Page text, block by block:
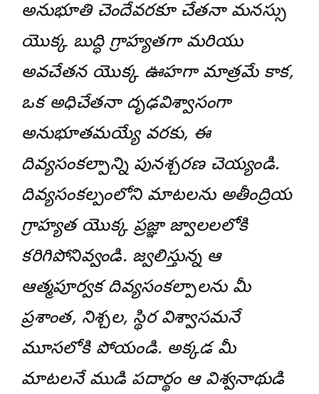
అనుభూతి చెందేవరకూ చేతనా మనస్సు
యొక్క బుద్ధి గ్రాహ్యతగా మరియు
అవచేతన యొక్క ఊహగా మాత్రమే కాక,
ఒక అధిచేతనా దృఢవిశ్వాసంగా
అనుభూతమయ్యే వరకు, ఈ
దివ్యసంకల్పాన్ని పునశ్చరణ చెయ్యండి.
దివ్యసంకల్పంలోని మాటలను అతీంద్రియ
గ్రాహ్యత యొక్క ప్రజ్ఞా జ్వాలలలోకి
కరిగిపోనివ్వండి. జ్వలిస్తున్న ఆ
ఆత్మపూర్వక దివ్యసంకల్పాలను మీ
ప్రశాంత, నిశ్చల, స్థిర విశ్వాసమనే
మూసలోకి పోయండి. అక్కడ మీ
మాటలనే ముడి పదార్థం ఆ విశ్వనాథుడి